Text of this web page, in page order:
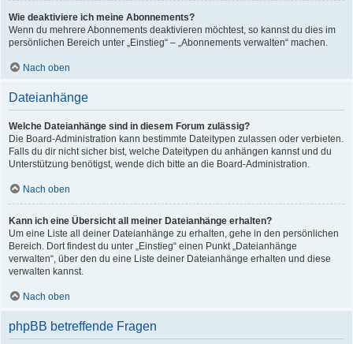
Wie deaktiviere ich meine Abonnements?
Wenn du mehrere Abonnements deaktivieren möchtest, so kannst du dies im
persönlichen Bereich unter „Einstieg“ – „Abonnements verwalten“ machen.
Nach oben
Dateianhänge
Welche Dateianhänge sind in diesem Forum zulässig?
Die Board-Administration kann bestimmte Dateitypen zulassen oder verbieten.
Falls du dir nicht sicher bist, welche Dateitypen du anhängen kannst und du
Unterstützung benötigst, wende dich bitte an die Board-Administration.
Nach oben
Kann ich eine Übersicht all meiner Dateianhänge erhalten?
Um eine Liste all deiner Dateianhänge zu erhalten, gehe in den persönlichen
Bereich. Dort findest du unter „Einstieg“ einen Punkt „Dateianhänge
verwalten“, über den du eine Liste deiner Dateianhänge erhalten und diese
verwalten kannst.
Nach oben
phpBB betreffende Fragen